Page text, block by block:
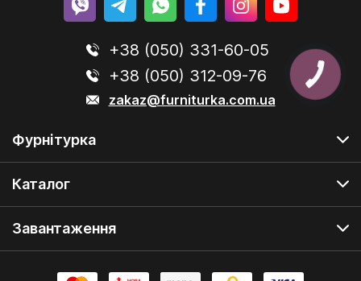
+38 (050) 331-60-05
+38 (050) 312-09-76
zakaz@furniturka.com.ua
Фурнітурка
Каталог
Завантаження